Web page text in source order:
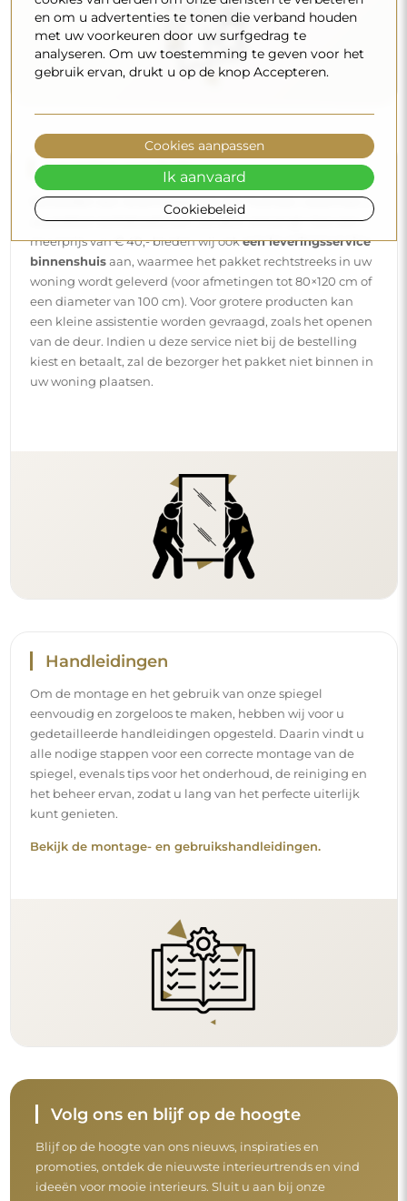
Levering aan huis
Wij bieden een leveringsservice aan huis aan, waarmee u
uw pakket rechtstreeks aan uw deur ontvangt. Voor een
meerprijs van € 40,- bieden wij ookeen leveringsservice
binnenshuisaan, waarmee het pakket rechtstreeks in uw
woning wordt geleverd (voor afmetingen tot 80×120 cm of
een diameter van 100 cm). Voor grotere producten kan
een kleine assistentie worden gevraagd, zoals het openen
van de deur. Indien u deze service niet bij de bestelling
kiest en betaalt, zal de bezorger het pakket niet binnen in
uw woning plaatsen.
Handleidingen
Om de montage en het gebruik van onze spiegel
eenvoudig en zorgeloos te maken, hebben wij voor u
gedetailleerde handleidingen opgesteld. Daarin vindt u
alle nodige stappen voor een correcte montage van de
spiegel, evenals tips voor het onderhoud, de reiniging en
het beheer ervan, zodat u lang van het perfecte uiterlijk
kunt genieten.
Bekijk de montage- en gebruikshandleidingen.
Volg ons en blijf op de hoogte
Blijf op de hoogte van ons nieuws, inspiraties en
promoties, ontdek de nieuwste interieurtrends en vind
ideeën voor mooie interieurs. Sluit u aan bij onze
en om u advertenties te tonen die verband houden
met uw voorkeuren door uw surfgedrag te
analyseren. Om uw toestemming te geven voor het
gebruik ervan, drukt u op de knop Accepteren.
Cookiebeleid
Cookies aanpassen
Ik aanvaard